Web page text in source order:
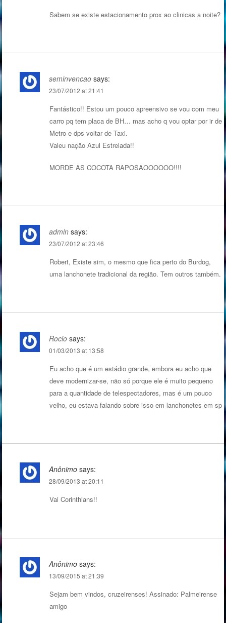
Sabem se existe estacionamento prox ao clinicas a noite?
seminvencao says:
23/07/2012 at 21:41
Fantástico!! Estou um pouco apreensivo se vou com meu
carro pq tem placa de BH… mas acho q vou optar por ir de
Metro e dps voltar de Taxi.
Valeu nação Azul Estrelada!!
MORDE AS COCOTA RAPOSAOOOOOO!!!!
admin says:
23/07/2012 at 23:46
Robert, Existe sim, o mesmo que fica perto do Burdog,
uma lanchonete tradicional da região. Tem outros também.
Rocio says:
01/03/2013 at 13:58
Eu acho que é um estádio grande, embora eu acho que
deve modernizar-se, não só porque ele é muito pequeno
para a quantidade de telespectadores, mas é um pouco
velho, eu estava falando sobre isso em lanchonetes em sp
Anônimo says:
28/09/2013 at 20:11
Vai Corinthians!!
Anônimo says:
13/09/2015 at 21:39
Sejam bem vindos, cruzeirenses! Assinado: Palmeirense
amigo